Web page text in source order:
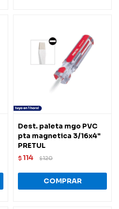
Dest. paleta mgo PVC
pta magnetica 3/16x4"
PRETUL
$ 114 $120